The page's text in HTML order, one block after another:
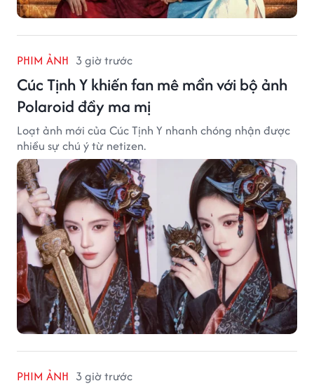
PHIM ẢNH 3 giờ trước
Cúc Tịnh Y khiến fan mê mẩn với bộ ảnh
Polaroid đầy ma mị
Loạt ảnh mới của Cúc Tịnh Y nhanh chóng nhận được
nhiều sự chú ý từ netizen.
PHIM ẢNH 3 giờ trước